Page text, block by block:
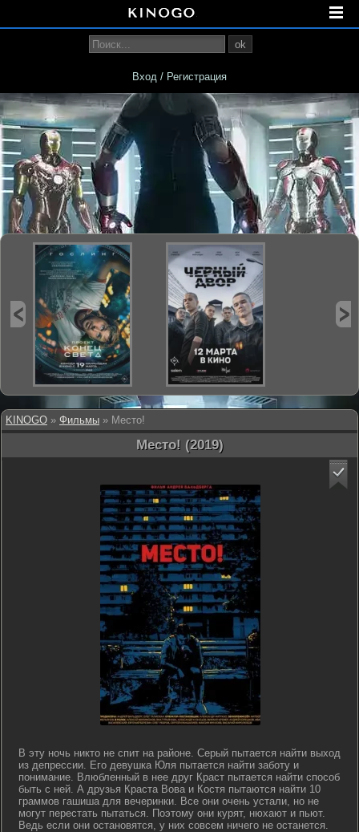
KINOGO » Фильмы » Место!
Место! (2019)
В эту ночь никто не спит на районе. Серый пытается найти выход
из депрессии. Его девушка Юля пытается найти заботу и
понимание. Влюбленный в нее друг Краст пытается найти способ
быть с ней. А друзья Краста Вова и Костя пытаются найти 10
граммов гашиша для вечеринки. Все они очень устали, но не
могут перестать пытаться. Поэтому они курят, нюхают и пьют.
Ведь если они остановятся, у них совсем ничего не останется.
ok
Вход / Регистрация